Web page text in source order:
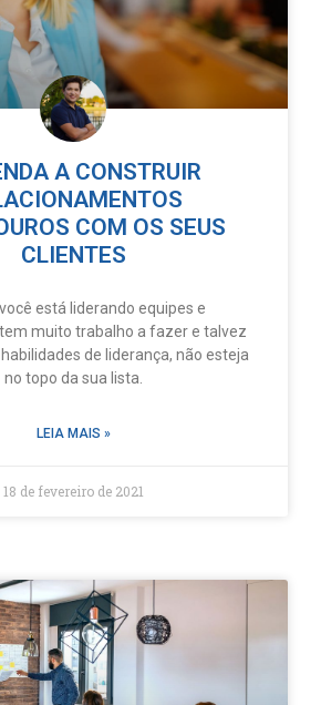
A CONSTRUIR
COM OS SEUS
CLIENTES
está liderando equipes e
muito trabalho a fazer e talvez
de liderança, não esteja
no topo da sua lista.
LEIA MAIS »
18 de fevereiro de 2021